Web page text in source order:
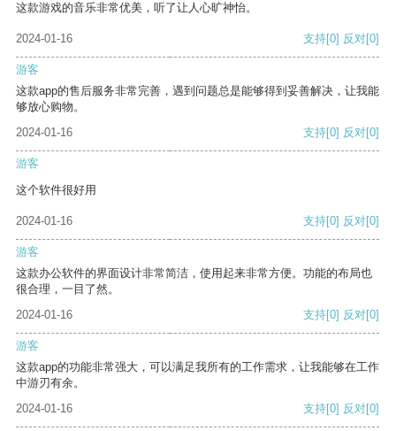
这款游戏的音乐非常优美，听了让人心旷神怡。
2024-01-16 支持[0] 反对[0]
游客
这款app的售后服务非常完善，遇到问题总是能够得到妥善解决，让我能
够放心购物。
2024-01-16
支持[0] 反对[0]
游客
这个软件很好用
2024-01-16 支持[0] 反对[0]
游客
这款办公软件的界面设计非常简洁，使用起来非常方便。功能的布局也
很合理，一目了然。
2024-01-16
支持[0] 反对[0]
游客
这款app的功能非常强大，可以满足我所有的工作需求，让我能够在工作
中游刃有余。
2024-01-16
支持[0] 反对[0]